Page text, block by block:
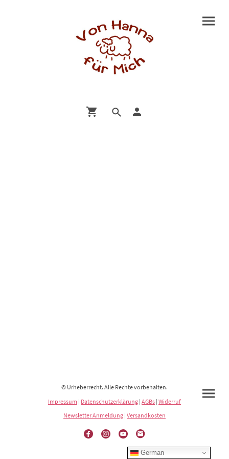
© Urheberrecht. Alle Rechte vorbehalten.
Impressum | Datenschutzerklärung | AGBs | Widerruf
Newsletter Anmeldung | Versandkosten
German